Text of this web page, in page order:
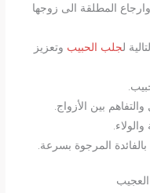
المطلقة الى زوجها
لجلب الحبيب وتعزيز
بين الأزواج.
بالفائدة المرجوة بسرعة.